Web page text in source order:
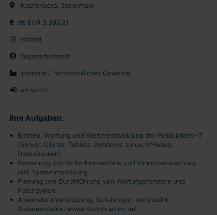
Kapfenberg, Steiermark
ab EUR 3.396,21
Vollzeit
Tagesarbeitszeit
Industrie / handwerkliches Gewerbe
ab sofort
Ihre Aufgaben:
Betrieb, Wartung und Weiterentwicklung der Produktions-IT
(Server, Clients, Tablets, Windows, Linux, VMware,
Datenbanken)
Betreuung von Sicherheitstechnik und Videoüberwachung
inkl. Systemmonitoring
Planung und Durchführung von Wartungsfenstern und
Patchzyklen
Anwenderunterstützung, Schulungen, technische
Dokumentation sowie Koordination mit